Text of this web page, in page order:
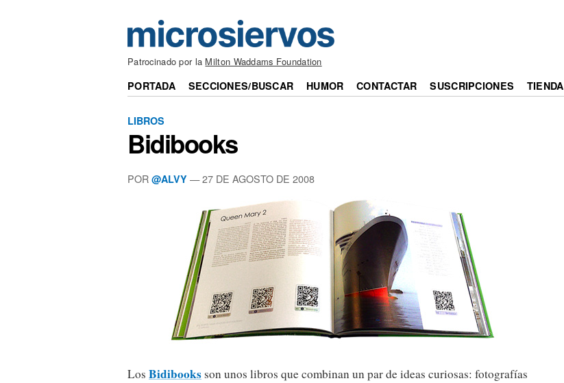
Patrocinado por la Milton Waddams Foundation
PORTADA SECCIONES/BUSCAR HUMOR CONTACTAR SUSCRIPCIONES TIENDA
LIBROS
Bidibooks
POR @ALVY — 27 DE AGOSTO DE 2008
Los Bidibooks son unos libros que combinan un par de ideas curiosas: fotografías